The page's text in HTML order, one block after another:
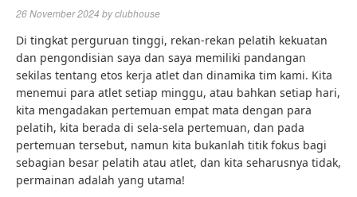
26 November 2024 byclubhouse
Di tingkat perguruan tinggi, rekan-rekan pelatih kekuatan
dan pengondisian saya dan saya memiliki pandangan
sekilas tentang etos kerja atlet dan dinamika tim kami. Kita
menemui para atlet setiap minggu, atau bahkan setiap hari,
kita mengadakan pertemuan empat mata dengan para
pelatih, kita berada di sela-sela pertemuan, dan pada
pertemuan tersebut, namun kita bukanlah titik fokus bagi
sebagian besar pelatih atau atlet, dan kita seharusnya tidak,
permainan adalah yang utama!